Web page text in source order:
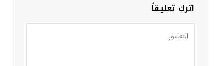
اترك تعليقاً